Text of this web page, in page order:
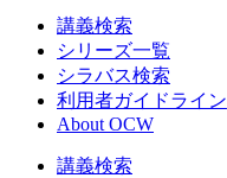
講義検索
シリーズ一覧
シラバス検索
利用者ガイドライン
About OCW
講義検索